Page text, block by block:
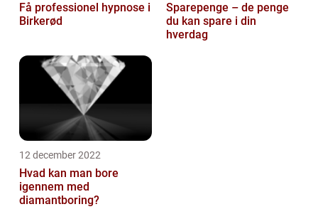
Få professionel hypnose i
Birkerød
Sparepenge – de penge
du kan spare i din
hverdag
12 december 2022
Hvad kan man bore
igennem med
diamantboring?